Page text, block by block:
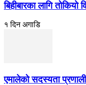
बिहीबारका लागि तोकियो
१ दिन अगाडि
एमालेको सदस्यता